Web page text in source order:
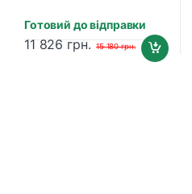
Готовий до відправки
11 826 грн. 15 180грн.